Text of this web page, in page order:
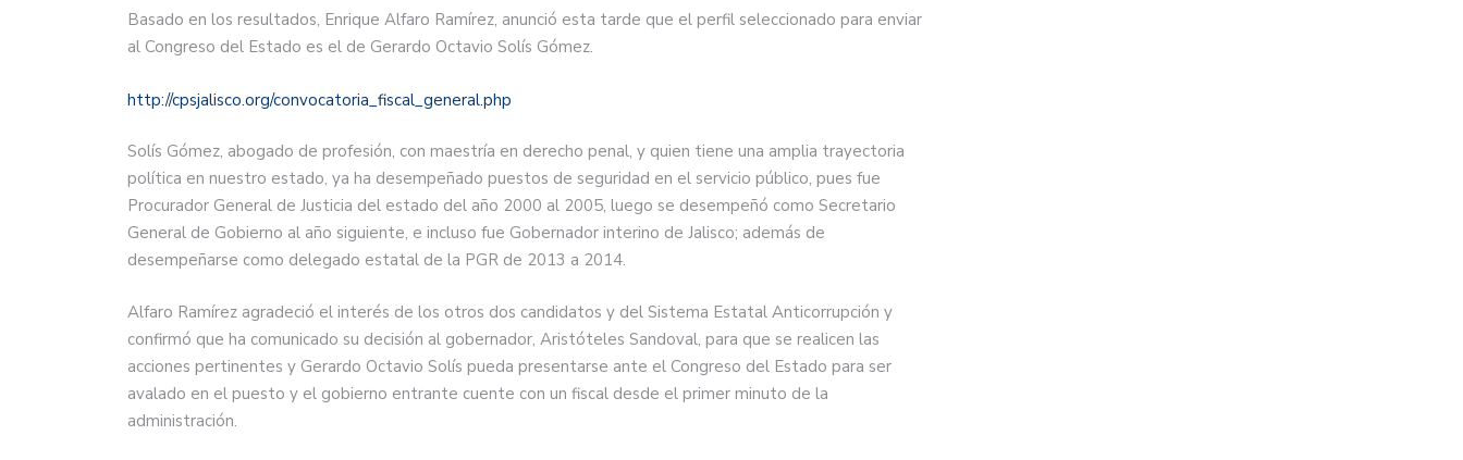
Basado en los resultados, Enrique Alfaro Ramírez, anunció esta tarde que el perfil seleccionado para enviar
al Congreso del Estado es el de Gerardo Octavio Solís Gómez.
http://cpsjalisco.org/convocatoria_fiscal_general.php
Solís Gómez, abogado de profesión, con maestría en derecho penal, y quien tiene una amplia trayectoria
política en nuestro estado, ya ha desempeñado puestos de seguridad en el servicio público, pues fue
Procurador General de Justicia del estado del año 2000 al 2005, luego se desempeñó como Secretario
General de Gobierno al año siguiente, e incluso fue Gobernador interino de Jalisco; además de
desempeñarse como delegado estatal de la PGR de 2013 a 2014.
Alfaro Ramírez agradeció el interés de los otros dos candidatos y del Sistema Estatal Anticorrupción y
confirmó que ha comunicado su decisión al gobernador, Aristóteles Sandoval, para que se realicen las
acciones pertinentes y Gerardo Octavio Solís pueda presentarse ante el Congreso del Estado para ser
avalado en el puesto y el gobierno entrante cuente con un fiscal desde el primer minuto de la
administración.